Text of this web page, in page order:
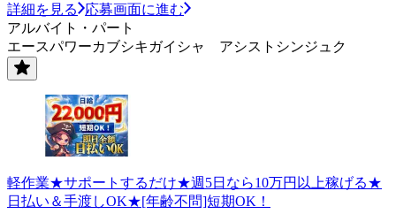
詳細を見る
応募画面に進む
アルバイト・パート
エースパワーカブシキガイシャ アシストシンジュク
軽作業★サポートするだけ★週5日なら10万円以上稼げる★
日払い＆手渡しOK★[年齢不問]短期OK！